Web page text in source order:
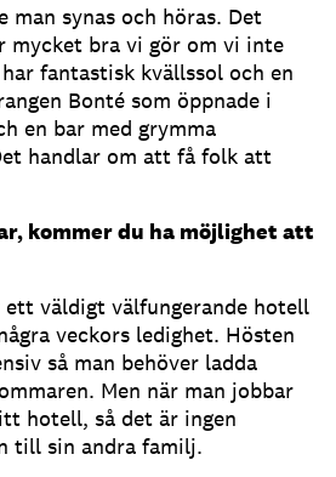
man synas och höras. Det
mycket bra vi gör om vi inte
fantastisk kvällssol och en
Bonté som öppnade i
en bar med grymma
handlar om att få folk att
kommer du ha möjlighet att
väldigt välfungerande hotell
veckors ledighet. Hösten
så man behöver ladda
Men när man jobbar
hotell, så det är ingen
till sin andra familj.